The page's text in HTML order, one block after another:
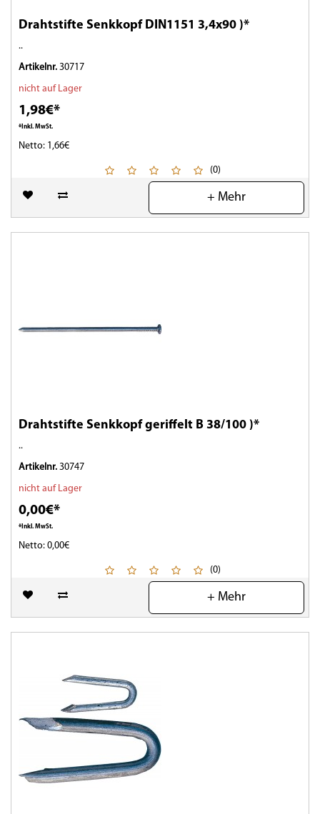
Drahtstifte Senkkopf DIN1151 3,4x90 )*
..
Artikelnr. 30717
nicht auf Lager
1,98€*
*Inkl. MwSt.
Netto: 1,66€
(0)
+ Mehr
Drahtstifte Senkkopf geriffelt B 38/100 )*
..
Artikelnr. 30747
nicht auf Lager
0,00€*
*Inkl. MwSt.
Netto: 0,00€
(0)
+ Mehr